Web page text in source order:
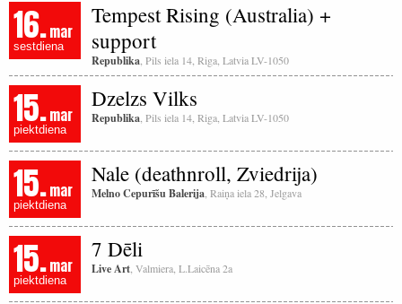
16.mar
sestdiena
Tempest Rising (Australia) +
support
Republika , Pils iela 14, Riga, Latvia LV-1050
15.mar
piektdiena
Dzelzs Vilks
Republika , Pils iela 14, Riga, Latvia LV-1050
15.mar
piektdiena
Nale (deathnroll, Zviedrija)
Melno Cepurīšu Balerija , Raiņa iela 28, Jelgava
15.mar
piektdiena
7 Dēli
Live Art , Valmiera, L.Laicēna 2a